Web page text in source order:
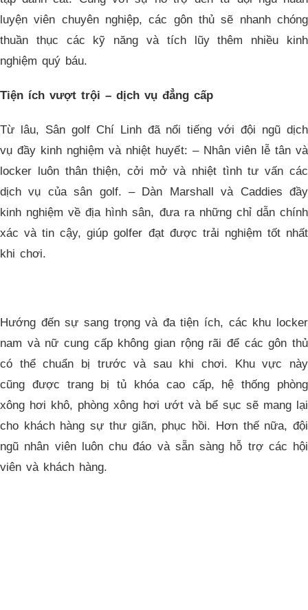
luyện viên chuyên nghiệp, các gôn thủ sẽ nhanh chóng
thuần thục các kỹ năng và tích lũy thêm nhiều kinh
nghiệm quý báu.
Tiện ích vượt trội – dịch vụ đẳng cấp
Từ lâu, Sân golf Chí Linh đã nổi tiếng với đội ngũ dịch
vụ đầy kinh nghiệm và nhiệt huyết: – Nhân viên lễ tân và
locker luôn thân thiện, cởi mở và nhiệt tình tư vấn các
dịch vụ của sân golf. – Dàn Marshall và Caddies đầy
kinh nghiệm về địa hình sân, đưa ra những chỉ dẫn chính
xác và tin cậy, giúp golfer đạt được trải nghiệm tốt nhất
khi chơi.
Hướng đến sự sang trọng và đa tiện ích, các khu locker
nam và nữ cung cấp không gian rộng rãi để các gôn thủ
có thể chuẩn bị trước và sau khi chơi. Khu vực này
cũng được trang bị tủ khóa cao cấp, hệ thống phòng
xông hơi khô, phòng xông hơi ướt và bể sục sẽ mang lại
cho khách hàng sự thư giãn, phục hồi. Hơn thế nữa, đội
ngũ nhân viên luôn chu đáo và sẵn sàng hỗ trợ các hội
viên và khách hàng.